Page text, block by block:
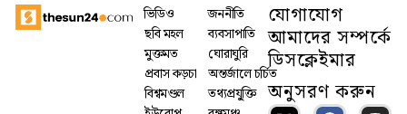
ভিডিও
ছবি মহল
মুক্তমত
প্রবাস কড়চা
বিশ্বমণ্ডল
জননীতি
ব্যবসাপাতি
ঘোরাঘুরি
অন্তর্জালে চর্চিত
তথ্যপ্রযু্ক্তি
যোগাযোগ
আমাদের সম্পর্কে
ডিসক্লেইমার
অনুসরণ করুন